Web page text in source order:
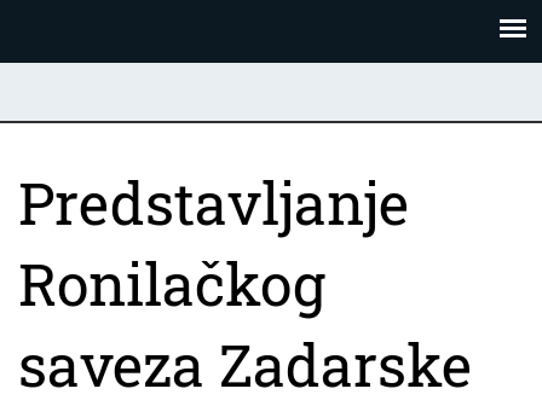
Predstavljanje
Ronilačkog
saveza Zadarske